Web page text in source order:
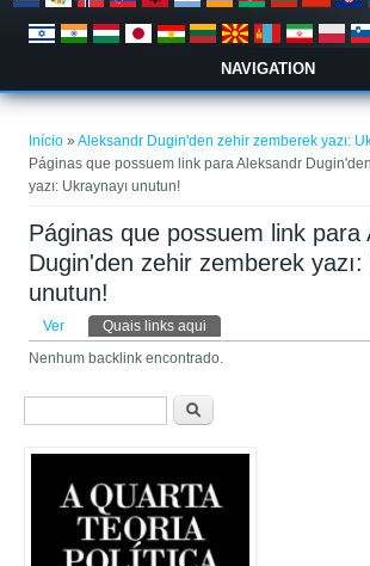
NAVIGATION
Início »Aleksandr Dugin'den zehir zemberek yazı:
Páginas que possuem link para Aleksandr
yazı: Ukraynayı unutun!
Páginas que possuem link para
Dugin'den zehir zemberek yazı:
unutun!
Abas primárias
Ver Quais links aqui
Nenhum backlink encontrado.
Formulário de busca